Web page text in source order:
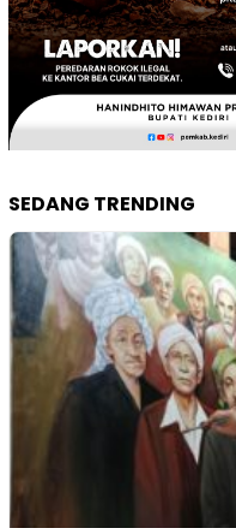
SEDANG TRENDING